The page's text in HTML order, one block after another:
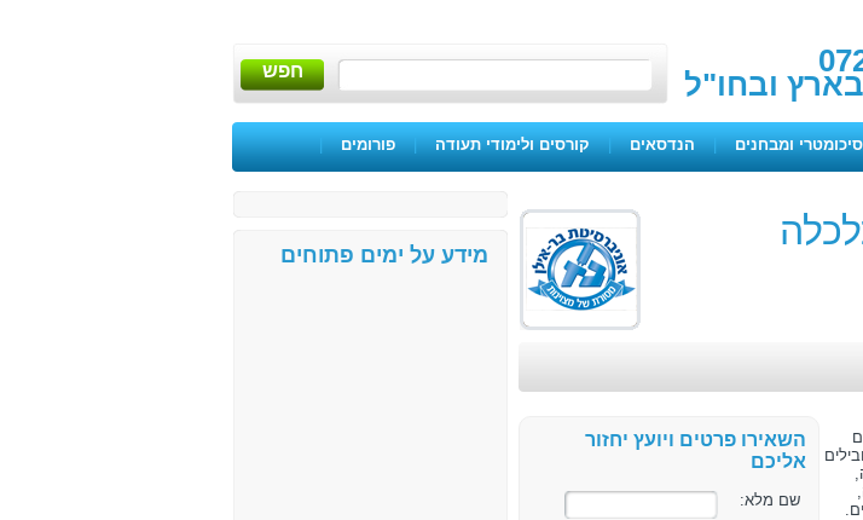
בארץ ובחו"ל חפש
ומבחנים | הנדסאים | קורסים ולימודי תעודה | פורומים |
השאירו פרטים ויועץ יחזור
אליכם
שם מלא:
מידע על ימים פתוחים